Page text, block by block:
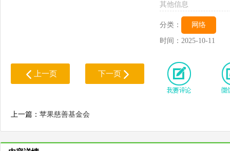
其他信息
分类： 网络
时间： 2025-10-11
上一页 下一页
上一篇： 苹果慈善基金会